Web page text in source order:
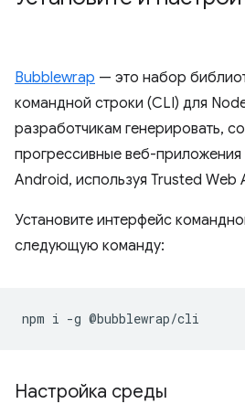
Bubblewrap — это набор
командной строки (CLI) для
разработчикам генерировать,
прогрессивные веб-
Android, используя Trusted Web
Установите интерфейс
следующую команду:
npm i -g
Настройка среды